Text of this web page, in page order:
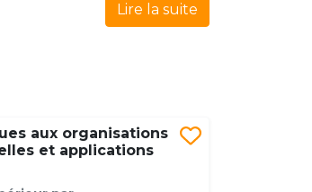
Lire la suite
aux organisations
et applications